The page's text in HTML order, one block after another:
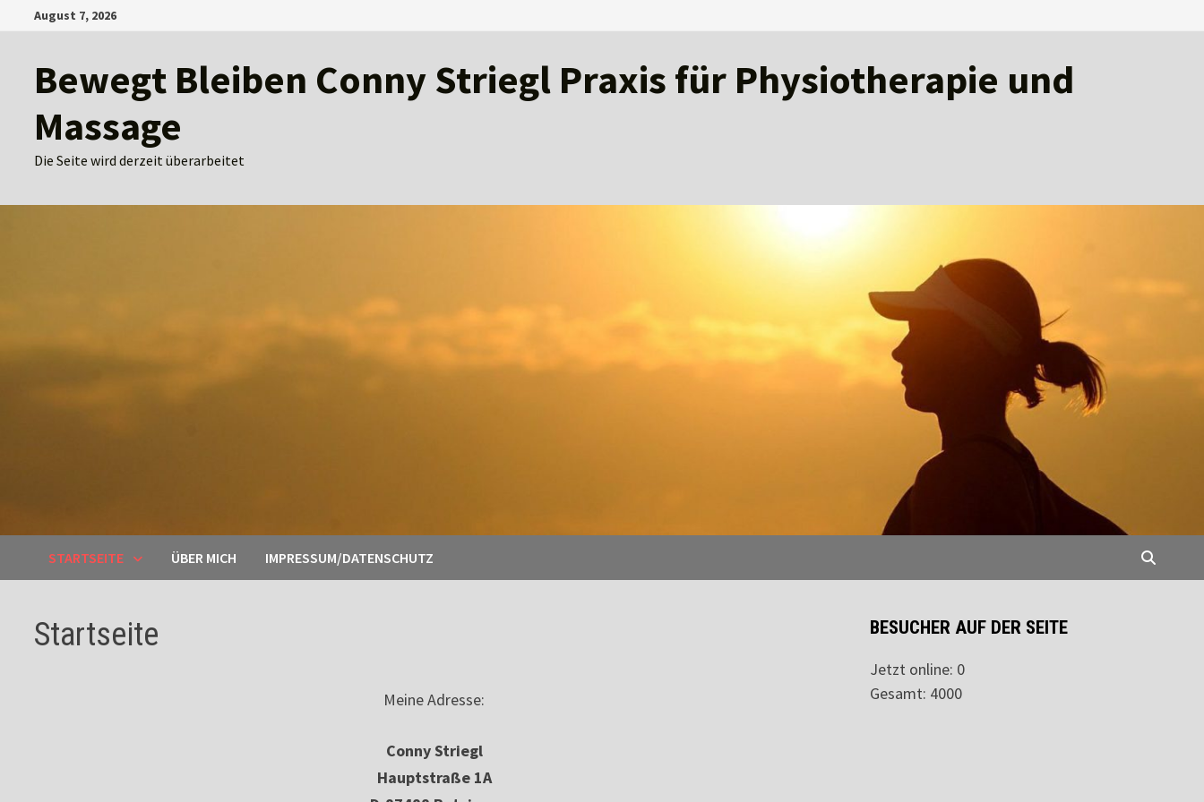
Inhalt
August 7, 2026
Bewegt Bleiben Conny Striegl Praxis für Physiotherapie und
Massage
Die Seite wird derzeit überarbeitet
STARTSEITE ÜBER MICH IMPRESSUM/DATENSCHUTZ
Startseite
Meine Adresse:
Conny Striegl
Hauptstraße 1A
BESUCHER AUF DER SEITE
Jetzt online: 0
Gesamt: 4000